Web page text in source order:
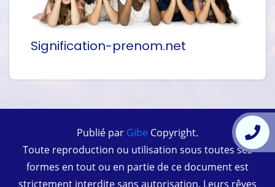
Signification-prenom.net
Publié par Gibe Copyright.
Toute reproduction ou utilisation sous toutes ses
formes en tout ou en partie de ce document est
strictement interdite sans autorisation. Leurs rêves